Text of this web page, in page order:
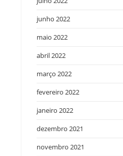
junho 2022
maio 2022
abril 2022
março 2022
fevereiro 2022
janeiro 2022
dezembro 2021
novembro 2021